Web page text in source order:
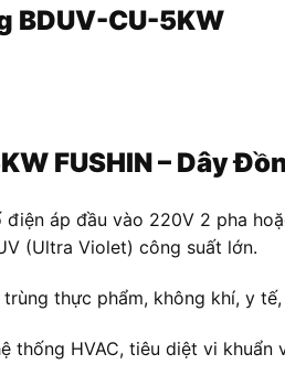
BDUV-CU-5KW
FUSHIN – Dây
áp đầu vào 220V 2 pha
(Ultra Violet) công suất lớn.
thực phẩm, không khí, y
thống HVAC, tiêu diệt vi khuẩn